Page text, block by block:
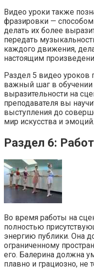
Видео уроки также
фразировки —
делать их более
передать
каждого движения,
настоящим
Раздел 5 видео уроков
важный шаг в
выразительности на
преподавателя вы
выступления до
мир искусства и эмоций.
Раздел 6:
Во время работы на
полностью
энергию публики. Она
ограниченному
его. Балерина должна
плавно и грациозно, не